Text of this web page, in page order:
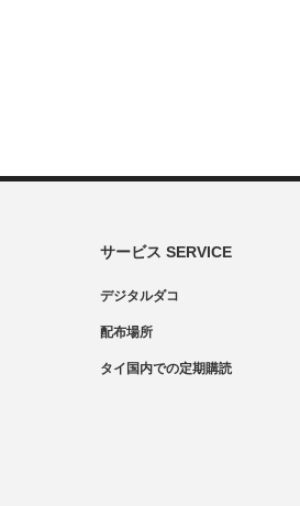
サービス SERVICE
デジタルダコ
配布場所
タイ国内での定期購読